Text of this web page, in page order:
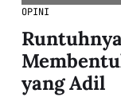
OPINI
yang Adil